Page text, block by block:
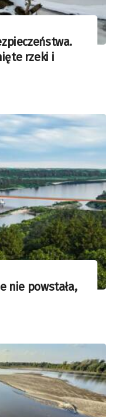
rzeki i
nie powstała,